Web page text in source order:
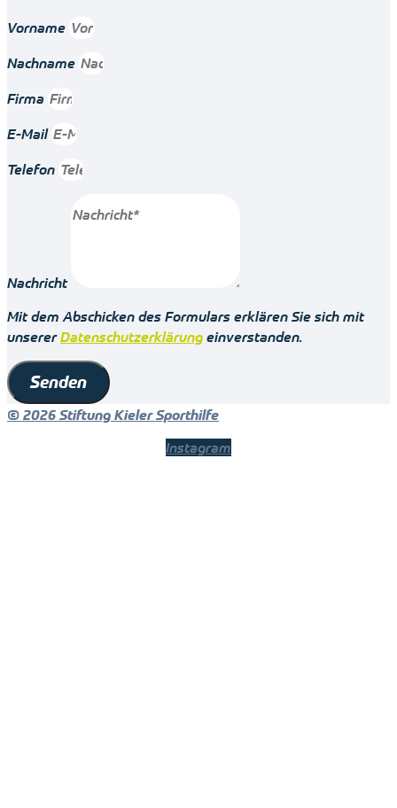
Vorname
Nachname
Firma
E-Mail
Telefon
Nachricht
Mit dem Abschicken des Formulars erklären Sie sich mit
unsererDatenschutzerklärung einverstanden.
Senden
© 2026 Stiftung Kieler Sporthilfe
Instagram